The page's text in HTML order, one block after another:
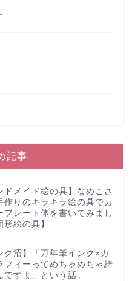
記事
ドメイド絵の具】なめこさ
作りのキラキラ絵の具でカ
プレート体を書いてみまし
形絵の具】
ク沼】「万年筆インク×カ
フィーってめちゃめちゃ綺
ですよ」という話。